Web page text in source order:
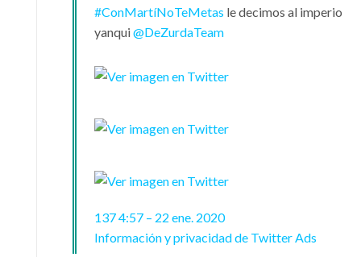
#ConMartíNoTeMetas le decimos al imperio
yanqui@DeZurdaTeam
1374:57 – 22 ene. 2020
Información y privacidad de Twitter Ads